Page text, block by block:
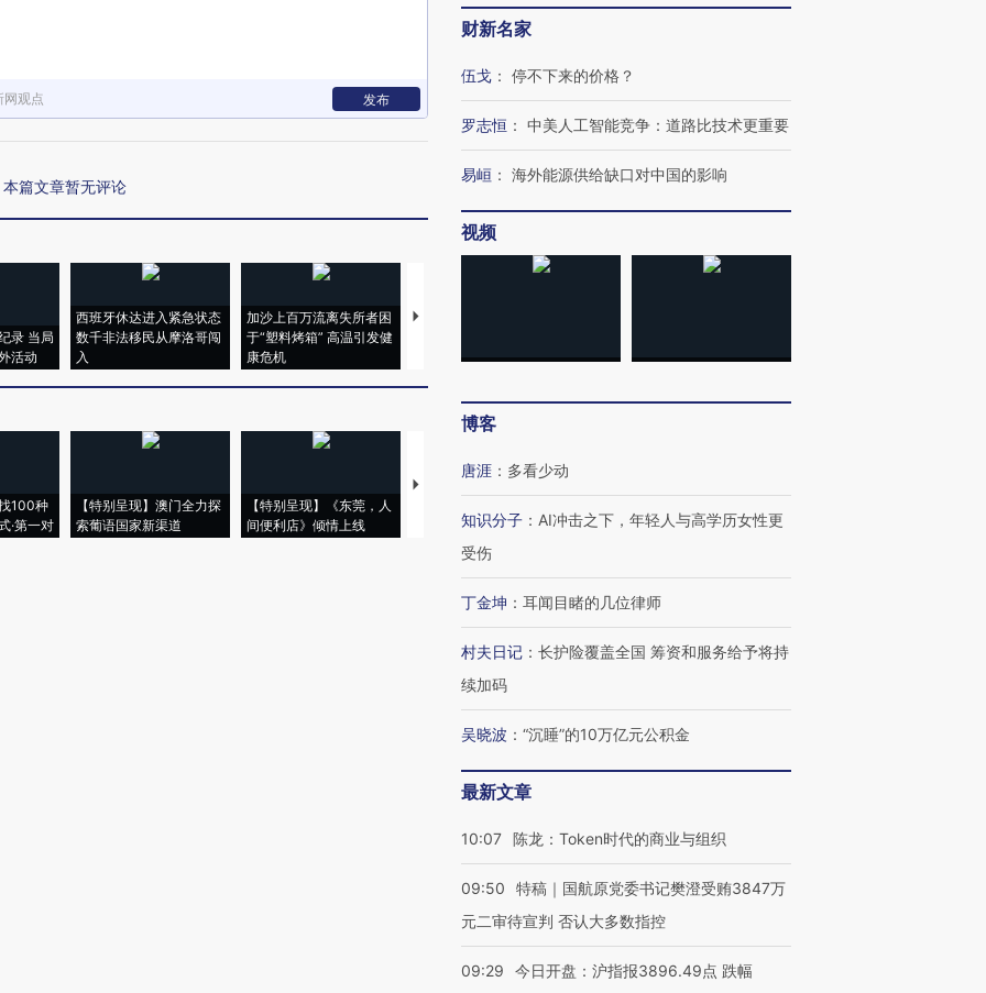
网观点 发布
本篇文章暂无评论
录 当局
活动
西班牙休达进入紧急状态
数千非法移民从摩洛哥闯
入
加沙上百万流离失所者困
于“塑料烤箱” 高温引发健
康危机
视线｜HYROX的吸金
心“花钱找虐”？
毒品
育部长拱下台
100种
·第一对
【特别呈现】澳门全力探
索葡语国家新渠道
【特别呈现】《东莞，人
间便利店》倾情上线
【推广】走进第四届链博
有意思的生活方式·第三对
住三大增长引擎是什么？
财新名家
伍戈 ： 停不下来的价格？
罗志恒 ： 中美人工智能竞争：道路比技术更重要
易峘 ： 海外能源供给缺口对中国的影响
视频
博客
唐涯 ： 多看少动
知识分子 ： AI冲击之下，年轻人与高学历女性更
受伤
丁金坤 ： 耳闻目睹的几位律师
村夫日记 ： 长护险覆盖全国 筹资和服务给予将持
续加码
吴晓波 ： “沉睡”的10万亿元公积金
最新文章
10:07 陈龙：Token时代的商业与组织
09:50
特稿｜国航原党委书记樊澄受贿3847万
元二审待宣判 否认大多数指控
09:29
今日开盘：沪指报3896.49点 跌幅